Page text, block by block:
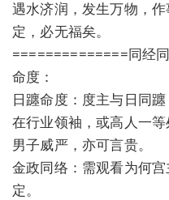
遇水济润，发生万物，
定，必无福矣。
==============同经
命度：
日躔命度：度主与日同
在行业领袖，或高人一
男子威严，亦可言贵。
金政同络：需观看为何
定。